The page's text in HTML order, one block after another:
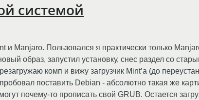
системой
и Manjaro. Пользовался я практически только
образ, запустил установку, снес раздел со
комп и вижу загрузчик Mint’а (до
поставить Debian - абсолютно такая же
почему-то прописать свой GRUB. Остается